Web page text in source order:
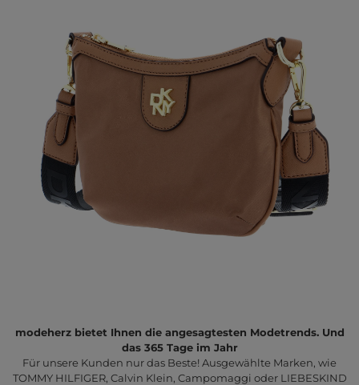
modeherz bietet Ihnen die angesagtesten Modetrends. Und
das 365 Tage im Jahr
Für unsere Kunden nur das Beste! Ausgewählte Marken, wie
TOMMY HILFIGER, Calvin Klein, Campomaggi oder LIEBESKIND